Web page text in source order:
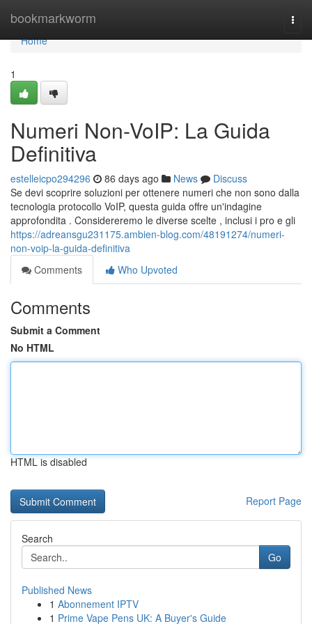
bookmarkworm
Home
Home
1
Numeri Non-VoIP: La Guida
Definitiva
estelleicpo294296 86 days ago News
Discuss
Se devi scoprire soluzioni per ottenere numeri che non sono dalla
tecnologia protocollo VoIP, questa guida offre un'indagine
approfondita . Considereremo le diverse scelte , inclusi i pro e gli
https://adreansgu231175.ambien-blog.com/48191274/numeri-
non-voip-la-guida-definitiva
Comments
Who Upvoted
Comments
Submit a Comment
No HTML
HTML is disabled
Report Page
Search
Go
Published News
1 Abonnement IPTV
1 Prime Vape Pens UK: A Buyer's Guide